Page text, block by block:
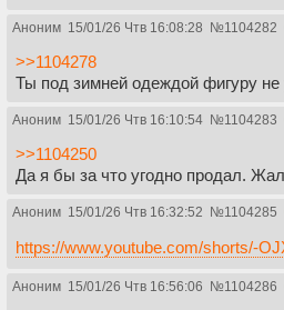
Аноним 15/01/26 Чтв 16:08:28 №1104282
>>1104278
Ты под зимней одеждой фигуру
Аноним 15/01/26 Чтв 16:10:54 №1104283
>>1104250
Да я бы за что угодно продал.
Аноним 15/01/26 Чтв 16:32:52 №1104285
https://www.youtube.com/shorts/-
Аноним 15/01/26 Чтв 16:56:06 №1104286